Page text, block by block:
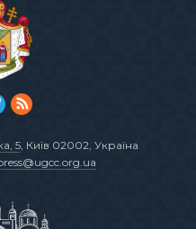
5, Київ 02002, Україна